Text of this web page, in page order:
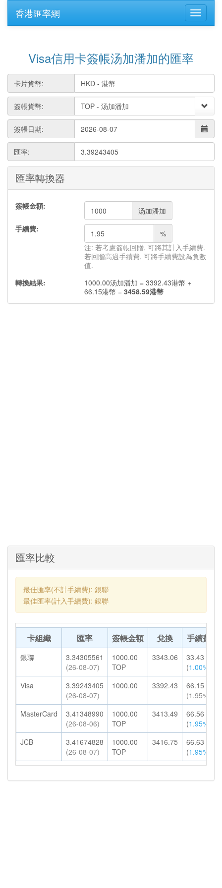
香港匯率網
Visa信用卡簽帳汤加潘加的匯率
卡片貨幣:
簽帳貨幣:
簽帳日期:
匯率: 3.39243405
匯率轉換器
簽帳金額:
汤加潘加
手續費:
%
注: 若考慮簽帳回贈, 可將其計入手續費.
若回贈高過手續費, 可將手續費設為負數
值.
轉換結果:
1000.00汤加潘加 = 3392.43港幣 +
66.15港幣 = 3458.59港幣
匯率比較
最佳匯率(不計手續費): 銀聯
最佳匯率(計入手續費): 銀聯
卡組織 匯率 簽帳金額 兌換 手續費
銀聯
3.34305561
(26-08-07)
1000.00
TOP
3343.06
33.43
(1.00%
Visa
3.39243405
(26-08-07)
1000.00 3392.43
66.15
(1.95%)
MasterCard
3.41348990
(26-08-06)
1000.00
TOP
3413.49
66.56
(1.95%
JCB
3.41674828
(26-08-07)
1000.00
TOP
3416.75
66.63
(1.95%